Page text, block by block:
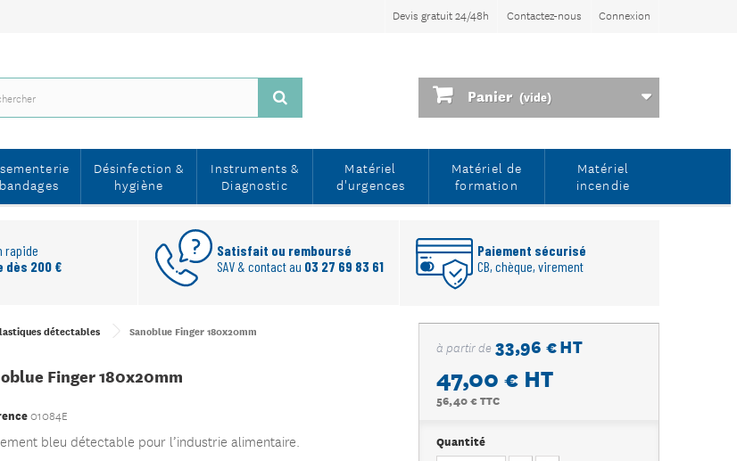
Connexion
Contactez-nous
Devis gratuit 24/48h
Panier (vide)
Désinfection &
hygiène
Instruments &
Diagnostic
Matériel
d'urgences
Matériel de
formation
Matériel
incendie
rapide
dès 200 €
Satisfait ou remboursé
SAV & contact au 03 27 69 83 61
Paiement sécurisé
CB, chèque, virement
détectables Sanoblue Finger 180x20mm
Finger 180x20mm
01084E
bleu détectable pour l’industrie alimentaire.
à partir de 33,96 € HT
47,00 €HT
56,40 € TTC
Quantité